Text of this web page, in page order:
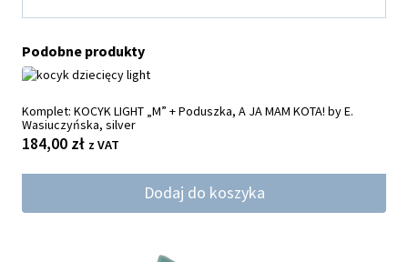
Podobne produkty
Komplet: KOCYK LIGHT „M” + Poduszka, A JA MAM KOTA! by E.
Wasiuczyńska, silver
184,00 zł z VAT
Dodaj do koszyka